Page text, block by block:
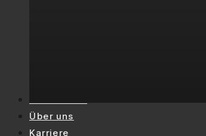
Über uns
Karriere